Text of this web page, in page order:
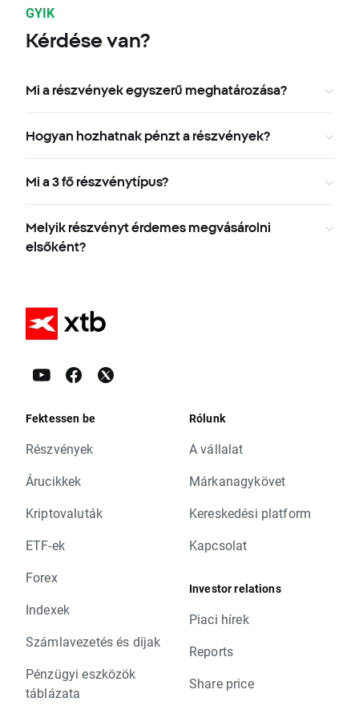
GYIK
Kérdése van?
Mi a részvények egyszerű meghatározása?
Hogyan hozhatnak pénzt a részvények?
Mi a 3 fő részvénytípus?
Melyik részvényt érdemes megvásárolni
elsőként?
Fektessen be
Részvények
Árucikkek
Kriptovaluták
ETF-ek
Forex
Indexek
Számlavezetés és díjak
Pénzügyi eszközök
táblázata
Rólunk
A vállalat
Márkanagykövet
Kereskedési platform
Kapcsolat
Investor relations
Piaci hírek
Reports
Share price